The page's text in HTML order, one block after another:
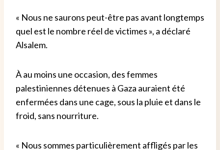
« Nous ne saurons peut-être pas avant longtemps
quel est le nombre réel de victimes », a déclaré
Alsalem.
À au moins une occasion, des femmes
palestiniennes détenues à Gaza auraient été
enfermées dans une cage, sous la pluie et dans le
froid, sans nourriture.
« Nous sommes particulièrement affligés par les